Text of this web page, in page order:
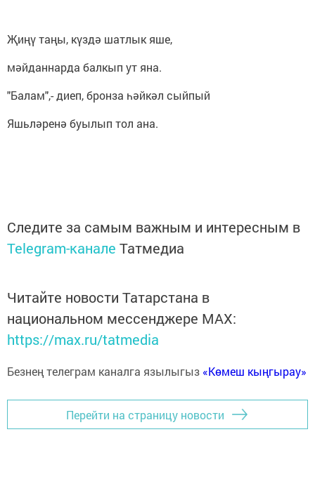
Җиңү таңы, күздә шатлык яше,
мәйданнарда балкып ут яна.
"Балам",- диеп, бронза һәйкәл сыйпый
Яшьләренә буылып тол ана.
Следите за самым важным и интересным в
Telegram-канале Татмедиа
Читайте новости Татарстана в
национальном мессенджере MАХ:
https://max.ru/tatmedia
Безнең телеграм каналга язылыгыз «Көмеш кыңгырау»
Перейти на страницу новости